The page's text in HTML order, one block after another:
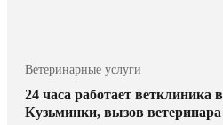
Ветеринарные услуги
24 часа работает ветклиника в
Кузьминки, вызов ветеринара